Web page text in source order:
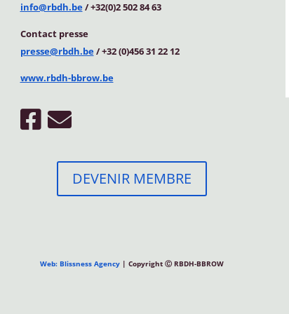
info@rbdh.be/ +32(0)2 502 84 63
Contact presse
presse@rbdh.be/ +32 (0)456 31 22 12
www.rbdh-bbrow.be
DEVENIR MEMBRE
Web: Blissness Agency | Copyright Ⓒ RBDH-BBROW